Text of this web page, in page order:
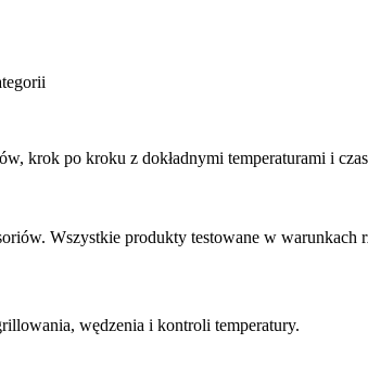
krok po kroku z dokładnymi temperaturami i
Wszystkie produkty testowane w warunkach
wędzenia i kontroli temperatury.